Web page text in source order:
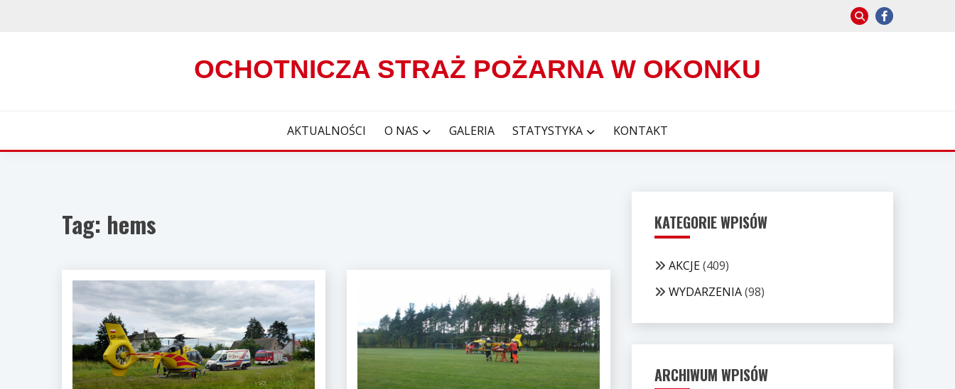
OCHOTNICZA STRAŻ POŻARNA W OKONKU
AKTUALNOŚCI O NAS GALERIA STATYSTYKA KONTAKT
Tag: hems KATEGORIE WPISÓW
AKCJE(409)
WYDARZENIA(98)
ARCHIWUM WPISÓW